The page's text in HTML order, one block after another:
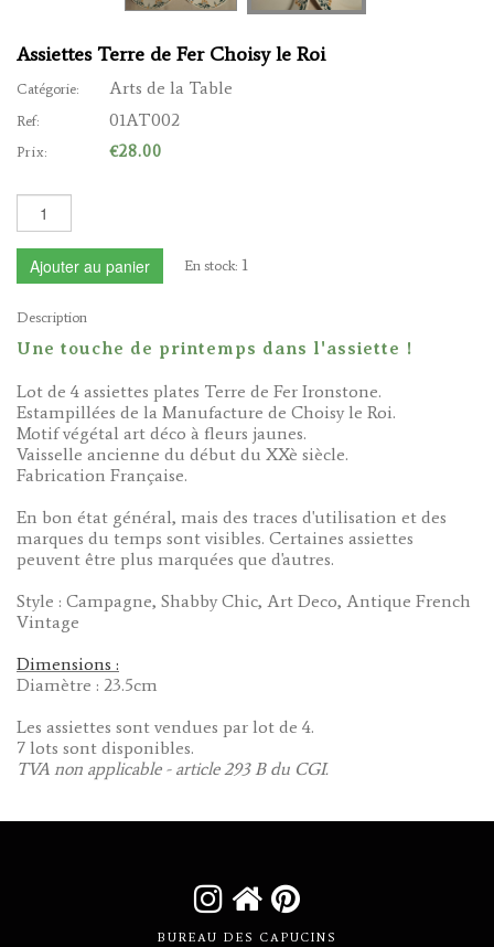
Assiettes Terre de Fer Choisy le Roi
Catégorie: Arts de la Table
Ref: 01AT002
Prix: €28.00
Ajouter au panier En stock: 1
Description
Une touche de printemps dans l'assiette !
Lot de 4 assiettes plates Terre de Fer Ironstone.
Estampillées de la Manufacture de Choisy le Roi.
Motif végétal art déco à fleurs jaunes.
Vaisselle ancienne du début du XXè siècle.
Fabrication Française.
En bon état général, mais des traces d'utilisation et des
marques du temps sont visibles. Certaines assiettes
peuvent être plus marquées que d'autres.
Style : Campagne, Shabby Chic, Art Deco, Antique French
Vintage
Dimensions :
Diamètre : 23.5cm
Les assiettes sont vendues par lot de 4.
7 lots sont disponibles.
TVA non applicable - article 293 B du CGI.
  
BUREAU DES CAPUCINS